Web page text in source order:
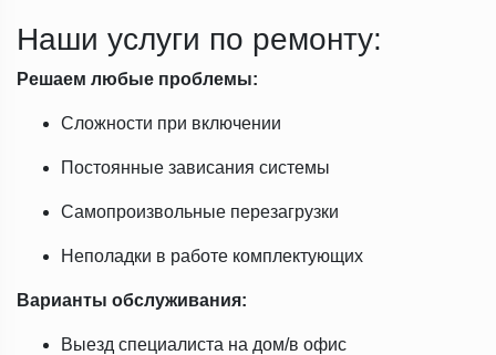
Наши услуги по ремонту:
Решаем любые проблемы:
Сложности при включении
Постоянные зависания системы
Самопроизвольные перезагрузки
Неполадки в работе комплектующих
Варианты обслуживания:
Выезд специалиста на дом/в офис